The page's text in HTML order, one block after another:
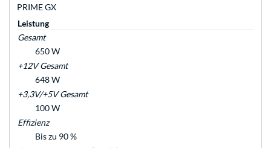
PRIME GX
Leistung
Gesamt
650 W
+12V Gesamt
648 W
+3,3V/+5V Gesamt
100 W
Effizienz
Bis zu 90 %